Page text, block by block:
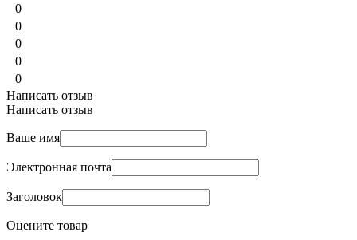
0
0
0
0
0
Написать отзыв
Написать отзыв
Ваше имя
Электронная почта
Заголовок
Оцените товар